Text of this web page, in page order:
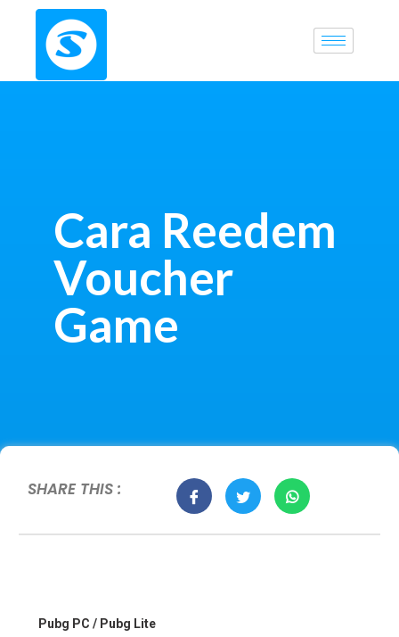
Cara Reedem
Voucher
Game
SHARE THIS :
Pubg PC / Pubg Lite